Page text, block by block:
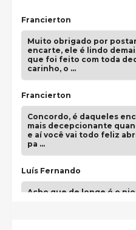
Francierton
Muito obrigado por
encarte, ele é lindo
que foi feito com toda
carinho, o …
Francierton
Concordo, é daqueles
mais decepcionante
e aí você vai todo feliz
pa …
Luís Fernando
Acho que de longe é o